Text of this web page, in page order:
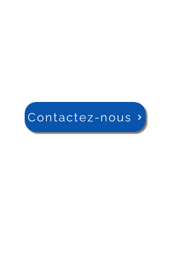
Contactez-nous